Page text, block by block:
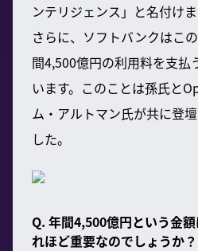
ンテリジェンス」と名付けま
さらに、ソフトバンクはこ
間4,500億円の利用料を支払
います。このことは孫氏と
ム・アルトマン氏が共に登
した。
Q. 年間4,500億円という金
れほど重要なのでしょうか？